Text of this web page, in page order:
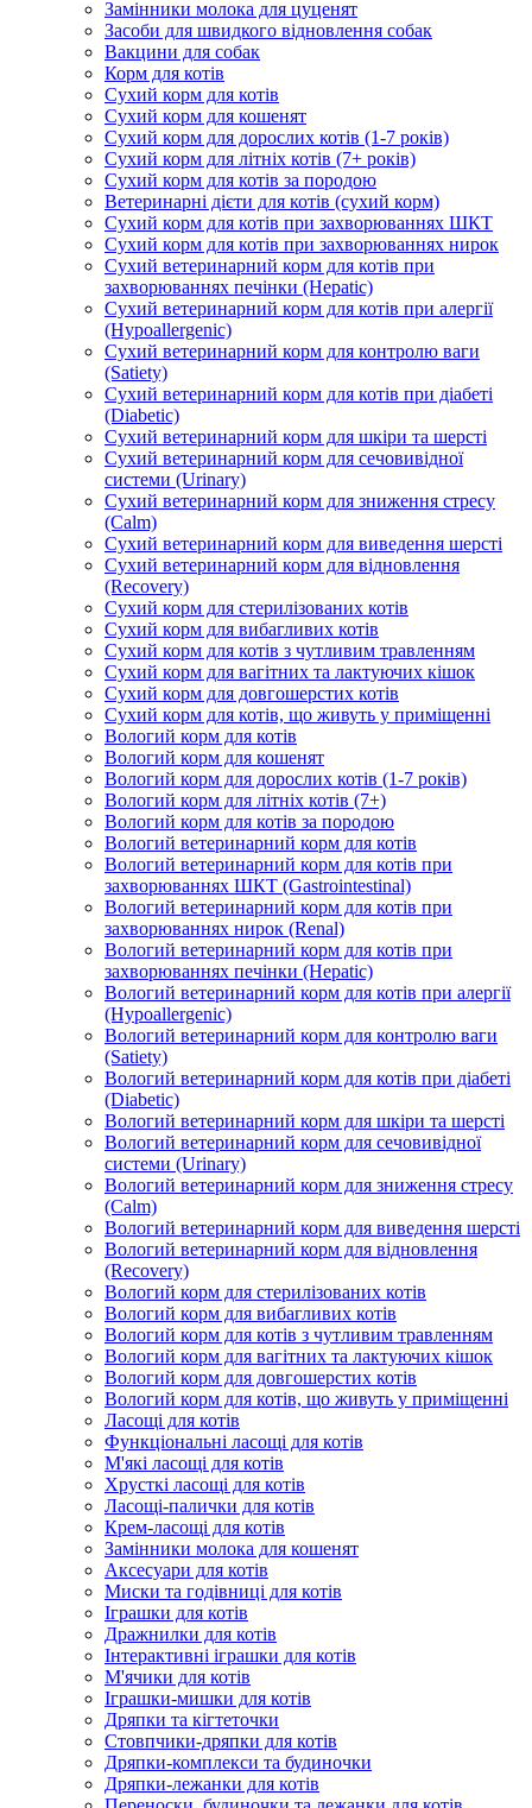
Замінники молока для цуценят
Засоби для швидкого відновлення собак
Вакцини для собак
Корм для котів
Сухий корм для котів
Сухий корм для кошенят
Сухий корм для дорослих котів (1-7 років)
Сухий корм для літніх котів (7+ років)
Сухий корм для котів за породою
Ветеринарні дієти для котів (сухий корм)
Сухий корм для котів при захворюваннях ШКТ
Сухий корм для котів при захворюваннях нирок
Сухий ветеринарний корм для котів при
захворюваннях печінки (Hepatic)
Сухий ветеринарний корм для котів при алергії
(Hypoallergenic)
Сухий ветеринарний корм для контролю ваги
(Satiety)
Сухий ветеринарний корм для котів при діабеті
(Diabetic)
Сухий ветеринарний корм для шкіри та шерсті
Сухий ветеринарний корм для сечовивідної
системи (Urinary)
Сухий ветеринарний корм для зниження стресу
(Calm)
Сухий ветеринарний корм для виведення шерсті
Сухий ветеринарний корм для відновлення
(Recovery)
Сухий корм для стерилізованих котів
Сухий корм для вибагливих котів
Сухий корм для котів з чутливим травленням
Сухий корм для вагітних та лактуючих кішок
Сухий корм для довгошерстих котів
Сухий корм для котів, що живуть у приміщенні
Вологий корм для котів
Вологий корм для кошенят
Вологий корм для дорослих котів (1-7 років)
Вологий корм для літніх котів (7+)
Вологий корм для котів за породою
Вологий ветеринарний корм для котів
Вологий ветеринарний корм для котів при
захворюваннях ШКТ (Gastrointestinal)
Вологий ветеринарний корм для котів при
захворюваннях нирок (Renal)
Вологий ветеринарний корм для котів при
захворюваннях печінки (Hepatic)
Вологий ветеринарний корм для котів при алергії
(Hypoallergenic)
Вологий ветеринарний корм для контролю ваги
(Satiety)
Вологий ветеринарний корм для котів при діабеті
(Diabetic)
Вологий ветеринарний корм для шкіри та шерсті
Вологий ветеринарний корм для сечовивідної
системи (Urinary)
Вологий ветеринарний корм для зниження стресу
(Calm)
Вологий ветеринарний корм для виведення шерсті
Вологий ветеринарний корм для відновлення
(Recovery)
Вологий корм для стерилізованих котів
Вологий корм для вибагливих котів
Вологий корм для котів з чутливим травленням
Вологий корм для вагітних та лактуючих кішок
Вологий корм для довгошерстих котів
Вологий корм для котів, що живуть у приміщенні
Ласощі для котів
Функціональні ласощі для котів
М'які ласощі для котів
Хрусткі ласощі для котів
Ласощі-палички для котів
Крем-ласощі для котів
Замінники молока для кошенят
Аксесуари для котів
Миски та годівниці для котів
Іграшки для котів
Дражнилки для котів
Інтерактивні іграшки для котів
М'ячики для котів
Іграшки-мишки для котів
Дряпки та кігтеточки
Стовпчики-дряпки для котів
Дряпки-комплекси та будиночки
Дряпки-лежанки для котів